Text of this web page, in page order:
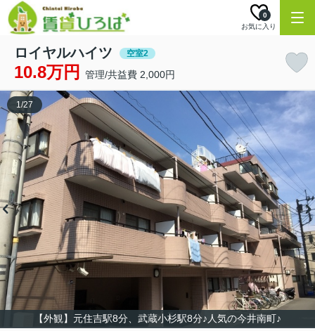
お気に入り
0
ロイヤルハイツ 空室2
10.8万円 管理/共益費 2,000円
【外観】元住吉駅8分、武蔵小杉駅8分♪人気の今井南町♪
1/27